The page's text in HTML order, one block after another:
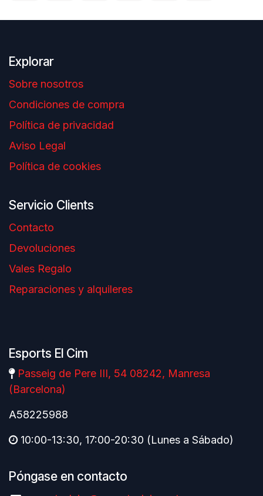
Explorar
Sobre nosotros
Condiciones de compra
Política de privacidad
Aviso Legal
Política de cookies
Servicio Clients
Contacto
Devoluciones
Vales Regalo
Reparaciones y alquileres
Esports El Cim
Passeig de Pere III, 54 08242, Manresa
(Barcelona)
A58225988
10:00-13:30, 17:00-20:30 (Lunes a Sábado)
Póngase en contacto